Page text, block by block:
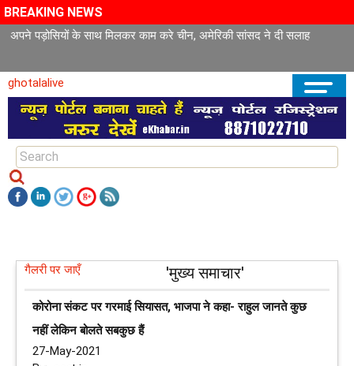
BREAKING NEWS
अपने पड़ोसियों के साथ मिलकर काम करे चीन, अमेरिकी सांसद ने दी सलाह
ghotalalive
गैलरी पर जाएँ 'मुख्य समाचार'
कोरोना संकट पर गरमाई सियासत, भाजपा ने कहा- राहुल जानते कुछ
नहीं लेकिन बोलते सबकुछ हैं
27-May-2021